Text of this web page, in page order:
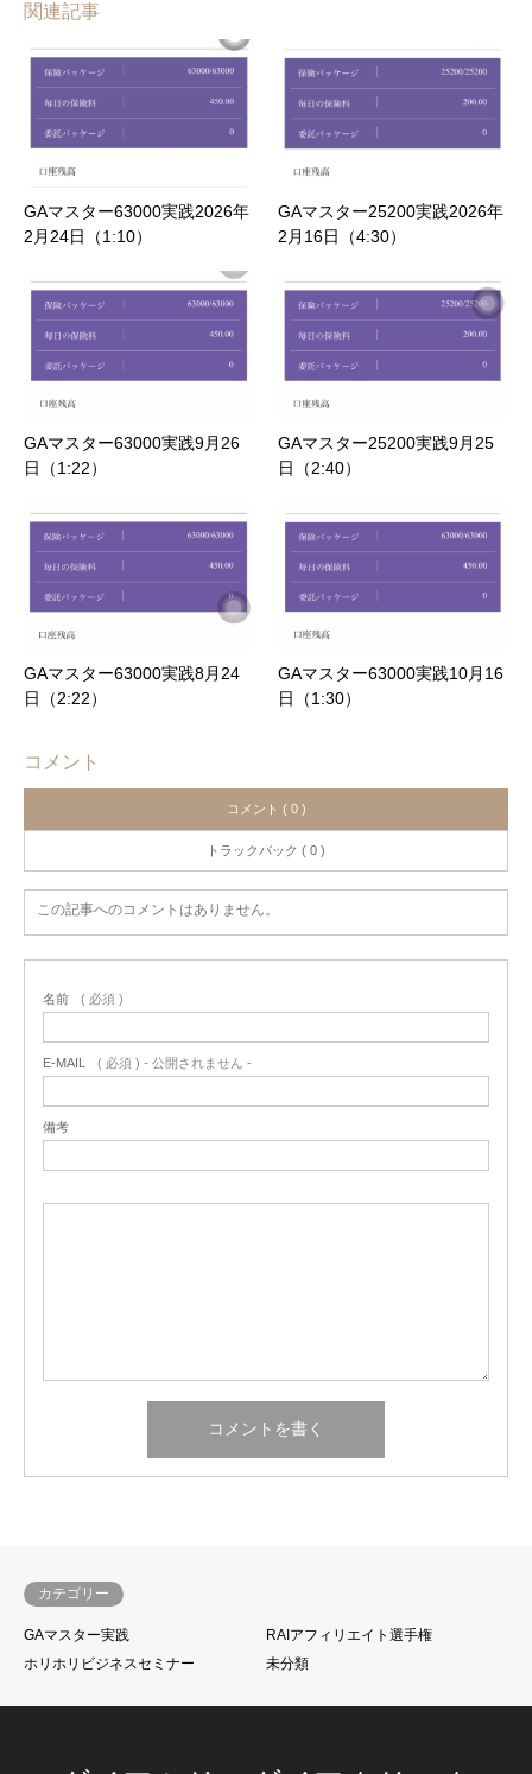
関連記事
GAマスター63000実践2026年
2月24日（1:10）
GAマスター25200実践2026年
2月16日（4:30）
GAマスター63000実践9月26
日（1:22）
GAマスター25200実践9月25
日（2:40）
GAマスター63000実践8月24
日（2:22）
GAマスター63000実践10月16
日（1:30）
コメント
コメント ( 0 )
トラックバック ( 0 )
この記事へのコメントはありません。
名前 ( 必須 )
E-MAIL ( 必須 ) - 公開されません -
備考
カテゴリー
GAマスター実践
RAIアフィリエイト選手権
ホリホリビジネスセミナー
未分類